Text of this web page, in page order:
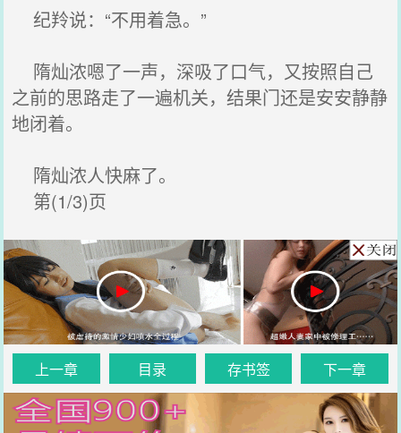
纪羚说：“不用着急。”
隋灿浓嗯了一声，深吸了口气，又按照自己
之前的思路走了一遍机关，结果门还是安安静静
地闭着。
隋灿浓人快麻了。
第(1/3)页
上一章 目录 存书签 下一章